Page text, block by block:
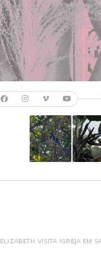
ELIZABETH VISITA IGREJA EM